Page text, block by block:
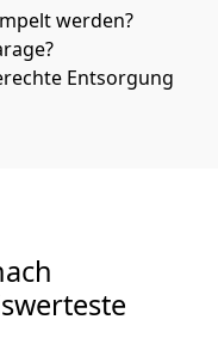
werden?
Entsorgung